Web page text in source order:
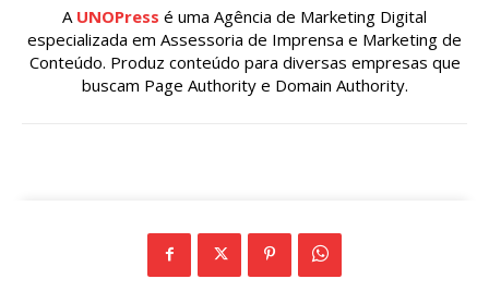
A UNOPress é uma Agência de Marketing Digital
especializada em Assessoria de Imprensa e Marketing de
Conteúdo. Produz conteúdo para diversas empresas que
buscam Page Authority e Domain Authority.